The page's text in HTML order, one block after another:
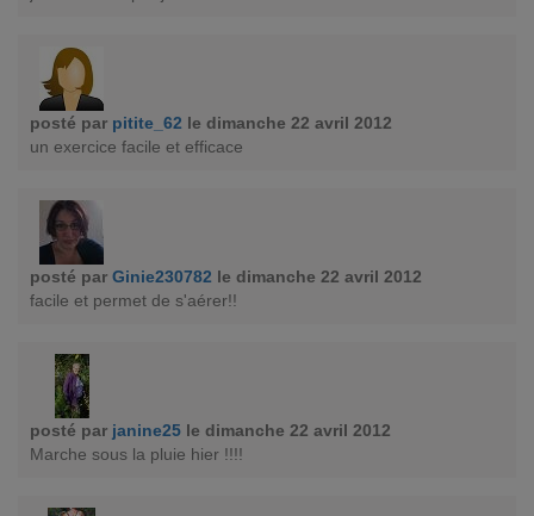
posté par pitite_62 le dimanche 22 avril 2012
un exercice facile et efficace
posté par Ginie230782 le dimanche 22 avril 2012
facile et permet de s'aérer!!
posté par janine25 le dimanche 22 avril 2012
Marche sous la pluie hier !!!!